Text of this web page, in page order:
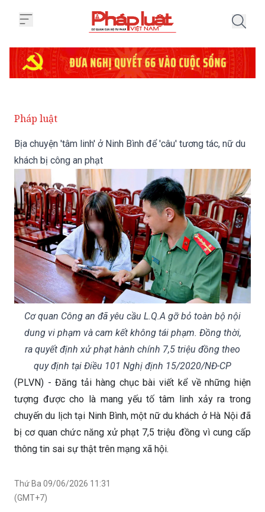
Bịa chuyện 'tâm linh' ở Ninh Bình để 'câu' tương tác, nữ du
Cơ quan Công an đã yêu cầu L.Q.A gỡ bỏ toàn bộ nội
dung vi phạm và cam kết không tái phạm. Đồng thời,
ra quyết định xử phạt hành chính 7,5 triệu đồng theo
quy định tại Điều 101 Nghị định 15/2020/NĐ-CP
(PLVN) - Đăng tải hàng chục bài viết kể về những hiện
tượng được cho là mang yếu tố tâm linh xảy ra trong
chuyến du lịch tại Ninh Bình, một nữ du khách ở Hà Nội đã
bị cơ quan chức năng xử phạt 7,5 triệu đồng vì cung cấp
thông tin sai sự thật trên mạng xã hội.
Thứ Ba 09/06/2026 11:31